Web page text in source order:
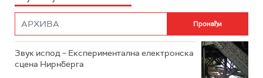
РАДИО РОКЕНРОЛЕР
Звук испод – Експериментална електронска
сцена Нирнберга